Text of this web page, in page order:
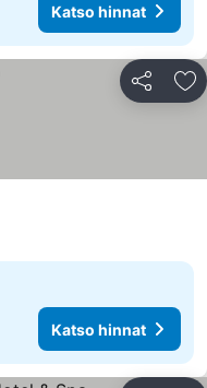
Katso hinnat
Jaa
Katso hinnat